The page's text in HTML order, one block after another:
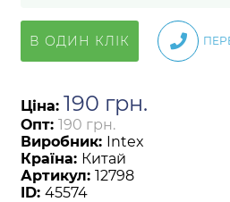
В ОДИН КЛІК
Ціна: 190 грн.
Опт: 190 грн.
Виробник: Intex
Країна: Китай
Артикул: 12798
ID: 45574